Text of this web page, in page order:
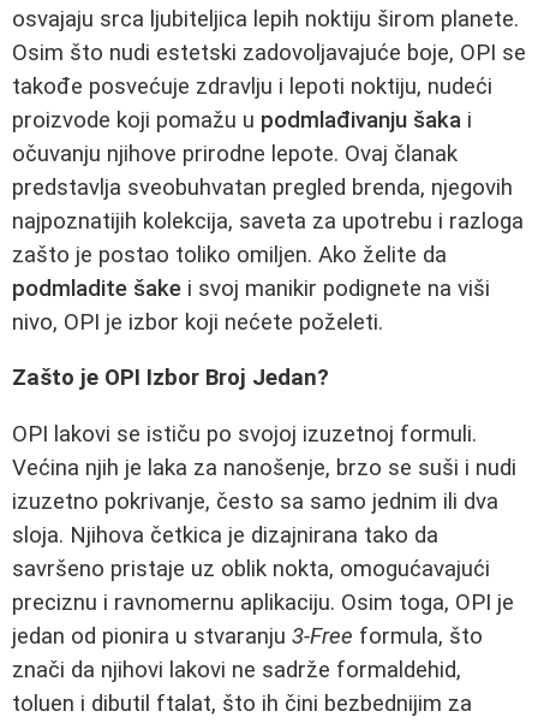
osvajaju srca ljubiteljica lepih noktiju širom planete.
Osim što nudi estetski zadovoljavajuće boje, OPI se
takođe posvećuje zdravlju i lepoti noktiju, nudeći
proizvode koji pomažu u podmlađivanju šaka i
očuvanju njihove prirodne lepote. Ovaj članak
predstavlja sveobuhvatan pregled brenda, njegovih
najpoznatijih kolekcija, saveta za upotrebu i razloga
zašto je postao toliko omiljen. Ako želite da
podmladite šake i svoj manikir podignete na viši
nivo, OPI je izbor koji nećete poželeti.
Zašto je OPI Izbor Broj Jedan?
OPI lakovi se ističu po svojoj izuzetnoj formuli.
Većina njih je laka za nanošenje, brzo se suši i nudi
izuzetno pokrivanje, često sa samo jednim ili dva
sloja. Njihova četkica je dizajnirana tako da
savršeno pristaje uz oblik nokta, omogućavajući
preciznu i ravnomernu aplikaciju. Osim toga, OPI je
jedan od pionira u stvaranju 3-Free formula, što
znači da njihovi lakovi ne sadrže formaldehid,
toluen i dibutil ftalat, što ih čini bezbednijim za